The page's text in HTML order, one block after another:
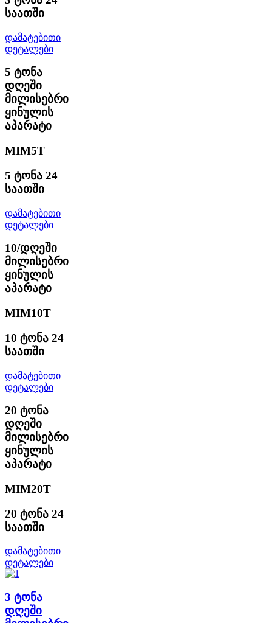
საათში
დამატებითი
დეტალები
5 ტონა
დღეში
მილისებრი
ყინულის
აპარატი
MIM5T
5 ტონა 24
საათში
დამატებითი
დეტალები
10/დღეში
მილისებრი
ყინულის
აპარატი
MIM10T
10 ტონა 24
საათში
დამატებითი
დეტალები
20 ტონა
დღეში
მილისებრი
ყინულის
აპარატი
MIM20T
20 ტონა 24
საათში
დამატებითი
დეტალები
3 ტონა
დღეში